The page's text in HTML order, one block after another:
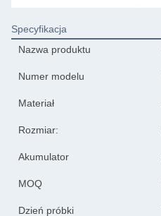
Specyfikacja
Nazwa produktu
Numer modelu
Materiał
Rozmiar:
Akumulator
MOQ
Dzień próbki